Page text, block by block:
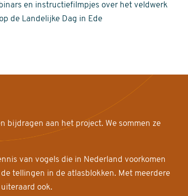
en instructiefilmpjes over het veldwerk
de Landelijke Dag in Ede
bijdragen aan het project. We sommen ze
van vogels die in Nederland voorkomen
tellingen in de atlasblokken. Met meerdere
ook.